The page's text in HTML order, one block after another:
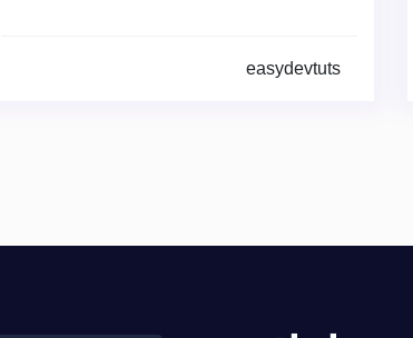
easydevtuts